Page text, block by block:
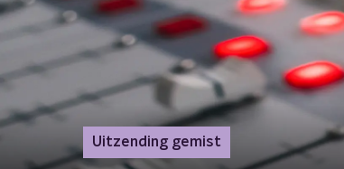
Uitzending gemist